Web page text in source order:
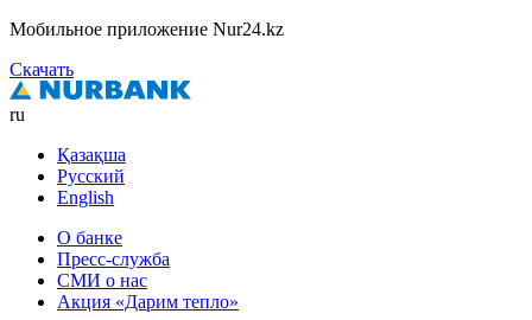
Мобильное приложение Nur24.kz
Скачать
ru
Қазақша
Русский
English
О банке
Пресс-служба
СМИ о нас
Акция «Дарим тепло»